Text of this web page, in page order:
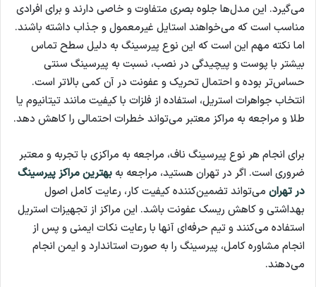
می‌گیرد. این مدل‌ها جلوه بصری متفاوت و خاصی دارند و برای افرادی
مناسب است که می‌خواهند استایل غیرمعمول و جذاب داشته باشند.
اما نکته مهم این است که این نوع پیرسینگ به دلیل سطح تماس
بیشتر با پوست و پیچیدگی در نصب، نسبت به پیرسینگ سنتی
حساس‌تر بوده و احتمال تحریک و عفونت در آن کمی بالاتر است.
انتخاب جواهرات استریل، استفاده از فلزات با کیفیت مانند تیتانیوم یا
طلا و مراجعه به مراکز معتبر می‌تواند خطرات احتمالی را کاهش دهد.
برای انجام هر نوع پیرسینگ ناف، مراجعه به مراکزی با تجربه و معتبر
ضروری است. اگر در تهران هستید، مراجعه به بهترین مراکز پیرسینگ
در تهران می‌تواند تضمین‌کننده کیفیت کار، رعایت کامل اصول
بهداشتی و کاهش ریسک عفونت باشد. این مراکز از تجهیزات استریل
استفاده می‌کنند و تیم حرفه‌ای آنها با رعایت نکات ایمنی و پس از
انجام مشاوره کامل، پیرسینگ را به صورت استاندارد و ایمن انجام
می‌دهند.